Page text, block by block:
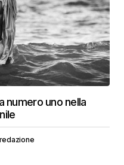
numero uno nella